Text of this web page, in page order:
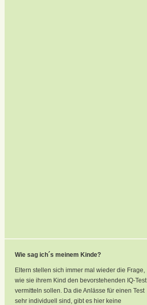
Wie sag ich´s meinem Kinde?
Eltern stellen sich immer mal wieder die Frage,
wie sie ihrem Kind den bevorstehenden IQ-Test
vermitteln sollen. Da die Anlässe für einen Test
sehr individuell sind, gibt es hier keine